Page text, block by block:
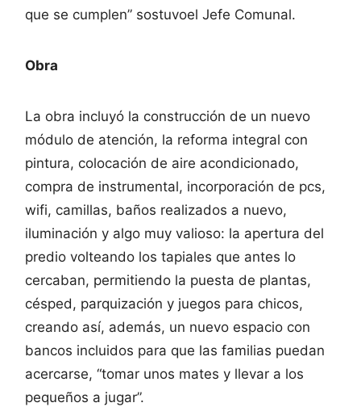
que se cumplen” sostuvoel Jefe Comunal.
Obra
La obra incluyó la construcción de un nuevo
módulo de atención, la reforma integral con
pintura, colocación de aire acondicionado,
compra de instrumental, incorporación de pcs,
wifi, camillas, baños realizados a nuevo,
iluminación y algo muy valioso: la apertura del
predio volteando los tapiales que antes lo
cercaban, permitiendo la puesta de plantas,
césped, parquización y juegos para chicos,
creando así, además, un nuevo espacio con
bancos incluidos para que las familias puedan
acercarse, “tomar unos mates y llevar a los
pequeños a jugar”.